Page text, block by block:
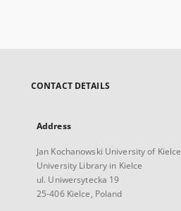
CONTACT DETAILS
Address
Jan Kochanowski University of Kielce
University Library in Kielce
ul. Uniwersytecka 19
25-406 Kielce, Poland